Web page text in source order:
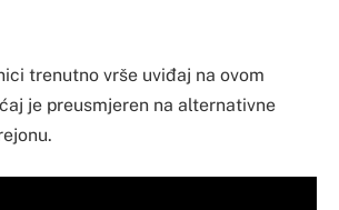
trenutno vrše uviđaj na ovom
je preusmjeren na alternativne